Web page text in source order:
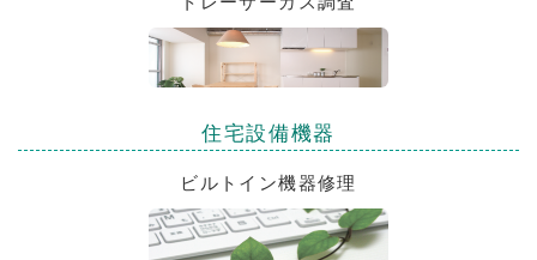
住宅設備機器
ビルトイン機器修理